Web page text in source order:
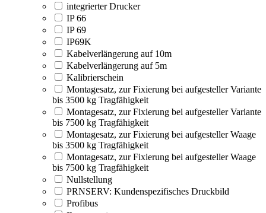
integrierter Drucker
IP 66
IP 69
IP69K
Kabelverlängerung auf 10m
Kabelverlängerung auf 5m
Kalibrierschein
Montagesatz, zur Fixierung bei aufgesteller Variante
bis 3500 kg Tragfähigkeit
Montagesatz, zur Fixierung bei aufgesteller Variante
bis 7500 kg Tragfähigkeit
Montagesatz, zur Fixierung bei aufgesteller Waage
bis 3500 kg Tragfähigkeit
Montagesatz, zur Fixierung bei aufgesteller Waage
bis 7500 kg Tragfähigkeit
Nullstellung
PRNSERV: Kundenspezifisches Druckbild
Profibus